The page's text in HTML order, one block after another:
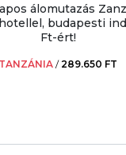
álomutazás
budapesti
Ft-ért!
TANZÁNIA /289.650 FT